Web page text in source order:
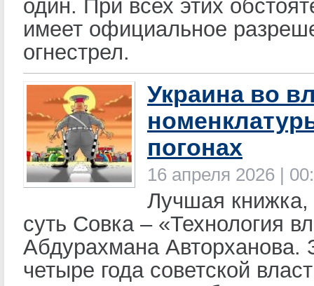
один. При всех этих
имеет официальное
огнестрел.
Украина во
погонах
16 апреля 2026 |
Лучшая
суть Совка – «Технология
Абдурахмана Авторханова.
четыре года советской